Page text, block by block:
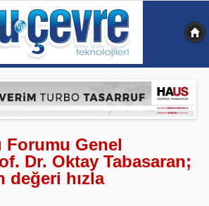
Forumu Genel
Dr. Oktay Tabasaran;
değeri hızla
0,344 sn